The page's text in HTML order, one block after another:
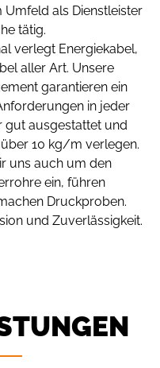
als Dienstleister
tätig.
verlegt Energiekabel,
aller Art. Unsere
garantieren ein
in jeder
gut ausgestattet und
10 kg/m verlegen.
uns auch um den
ein, führen
Druckproben.
und Zuverlässigkeit.